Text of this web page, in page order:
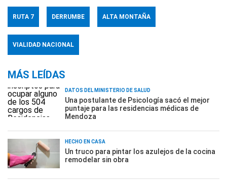
RUTA 7 DERRUMBE ALTA MONTAÑA
VIALIDAD NACIONAL
MÁS LEÍDAS
DATOS DEL MINISTERIO DE SALUD
Una postulante de Psicología sacó el mejor
puntaje para las residencias médicas de
Mendoza
HECHO EN CASA
Un truco para pintar los azulejos de la cocina
remodelar sin obra